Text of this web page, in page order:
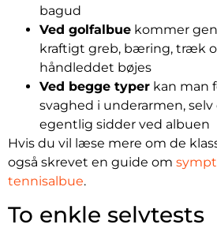
bagud
Ved golfalbue kommer
kraftigt greb, bæring, træk
håndleddet bøjes
Ved begge typer kan man
svaghed i underarmen,
egentlig sidder ved albuen
Hvis du vil læse mere om de
også skrevet en guide om
tennisalbue.
To enkle selvtests